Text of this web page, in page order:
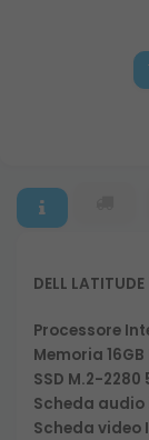
DELL
Processore
Memoria
SSD M.2-2280
Scheda
Scheda video